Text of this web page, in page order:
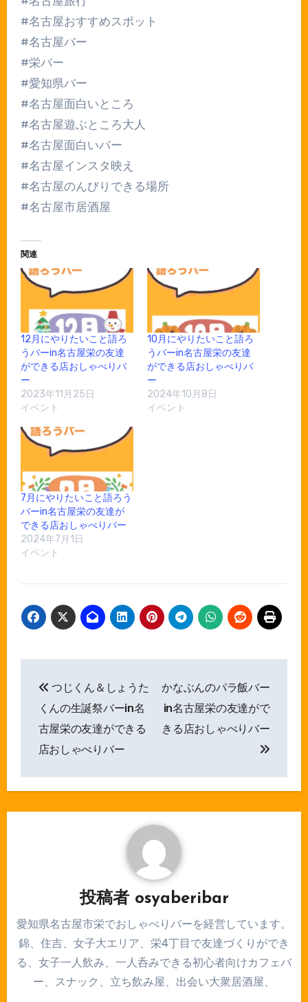
#名古屋おすすめスポット
#名古屋バー
#栄バー
#愛知県バー
#名古屋面白いところ
#名古屋遊ぶところ大人
#名古屋面白いバー
#名古屋インスタ映え
#名古屋のんびりできる場所
#名古屋市居酒屋
関連
12月にやりたいこと語ろ
うバーin名古屋栄の友達
ができる店おしゃべりバ
ー
2023年11月25日
イベント
10月にやりたいこと語ろ
うバーin名古屋栄の友達
ができる店おしゃべりバ
ー
2024年10月8日
イベント
7月にやりたいこと語ろう
バーin名古屋栄の友達が
できる店おしゃべりバー
2024年7月1日
イベント
ナ
ビ
ゲ
ー
つじくん＆しょうた
くんの生誕祭バーin名
古屋栄の友達ができる
店おしゃべりバー
かなぶんのパラ飯バー
in名古屋栄の友達がで
きる店おしゃべりバー
投稿者 osyaberibar
愛知県名古屋市栄でおしゃべりバーを経営しています。
錦、住吉、女子大エリア、栄4丁目で友達づくりができ
る、女子一人飲み、一人呑みできる初心者向けカフェバ
ー、スナック、立ち飲み屋、出会い大衆居酒屋、